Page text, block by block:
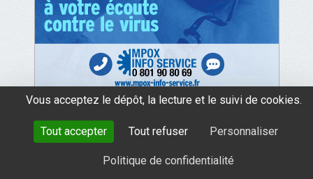
avec le soutien de Santé Publique France
tous droits réservés 2026
Vous acceptez le dépôt, la lecture et le suivi de cookies.
Tout accepter Tout refuser Personnaliser
Politique de confidentialité